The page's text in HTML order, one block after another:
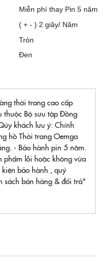
Miễn phí thay Pin 5 năm
( + - ) 2 giây/ Năm
Tròn
Đen
thời trang cao cấp
Bộ sưu tập Đồng
khách lưu ý: Chính
hồ Thời trang Oemga
- Bảo hành pin 5 năm.
phẩm lỗi hoặc không vừa
bảo hành , quý
sách bán hàng & đổi trả"